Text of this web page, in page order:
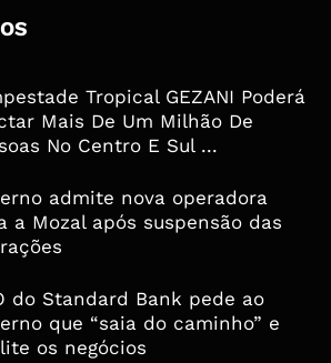
Tropical GEZANI Poderá
Mais De Um Milhão De
No Centro E Sul ...
admite nova operadora
a Mozal após suspensão das
do Standard Bank pede ao
que “saia do caminho” e
os negócios